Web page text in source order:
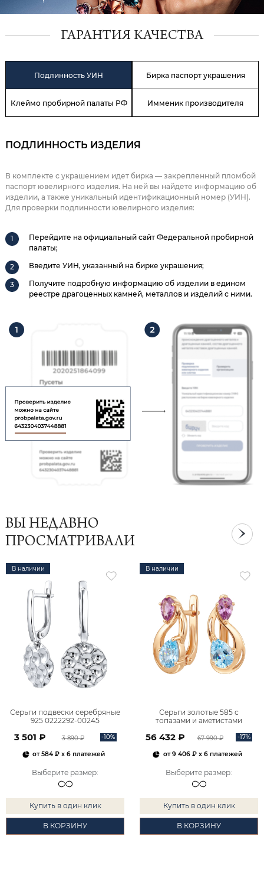
ГАРАНТИЯ КАЧЕСТВА
Подлинность УИН Бирка паспорт украшения
Клеймо пробирной палаты РФ Имменик производителя
ПОДЛИННОСТЬ ИЗДЕЛИЯ
В комплекте с украшением идет бирка — закрепленный пломбой
паспорт ювелирного изделия. На ней вы найдете информацию об
изделии, а также уникальный идентификационный номер (УИН).
Для проверки подлинности ювелирного изделия:
Перейдите на официальный сайт Федеральной пробирной
палаты;
Введите УИН, указанный на бирке украшения;
Получите подробную информацию об изделии в едином
реестре драгоценных камней, металлов и изделий с ними.
ВЫ НЕДАВНО
ПРОСМАТРИВАЛИ
В наличии
Серьги подвески серебряные
925 0222292-00245
3 501 ₽ 3 890 ₽ -10%
от584 ₽ x 6 платежей
Выберите размер:
Купить в один клик
В КОРЗИНУ
В наличии
Серьги золотые 585 с
топазами и аметистами
56 432 ₽ 67 990 ₽ -17%
от9 406 ₽x 6 платежей
Выберите размер:
Купить в один клик
В КОРЗИНУ